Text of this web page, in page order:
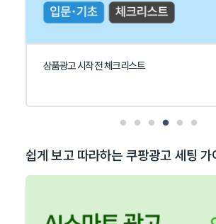
상품광고 시작 전 체크리스트
쉽게 보고 따라하는 쿠팡광고 세팅 가